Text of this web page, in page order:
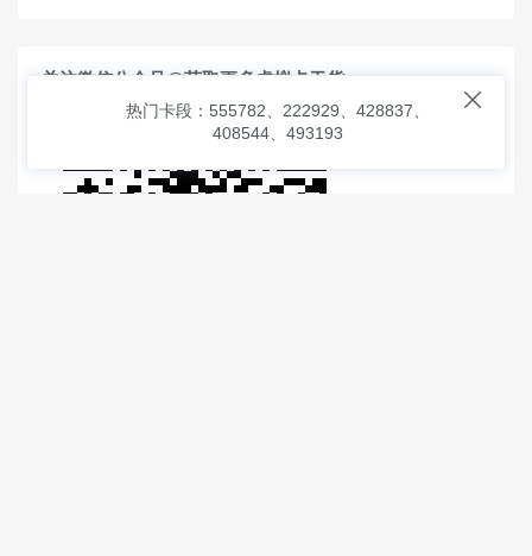
关注微信公众号@获取更多虚拟卡干货

热门卡段：555782、222929、428837、
408544、493193